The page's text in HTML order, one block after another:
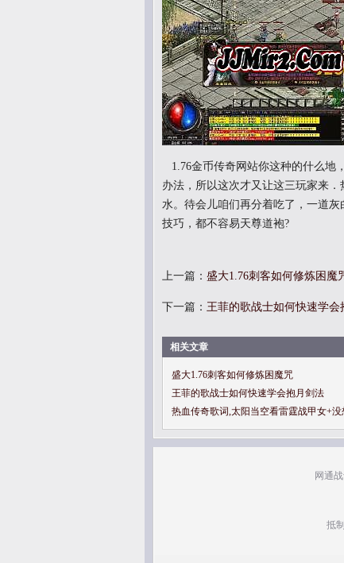
1.76金币传奇网站你这种的什么地
办法，所以这次才又让这三玩家来
水。待会儿咱们再分着吃了，一道
技巧，都不容易天尊道袍?
上一篇： 盛大1.76刺客如何修炼困魔
下一篇： 王菲的歌战士如何快速学会
相关文章
盛大1.76刺客如何修炼困魔咒
王菲的歌战士如何快速学会抱月剑法
热血传奇歌词,太阳当空看雷霆战甲女+没
网通
抵